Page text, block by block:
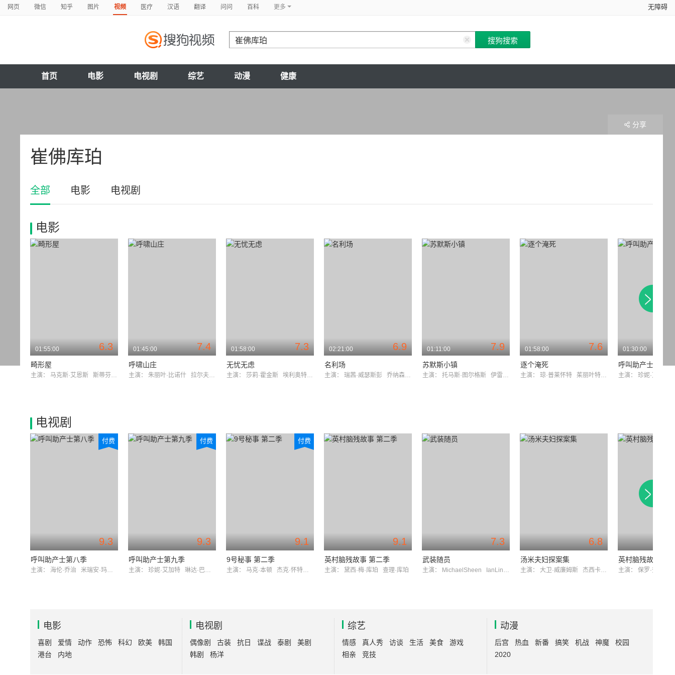
网页 微信 知乎 图片 视频 医疗 汉语 翻译 问问 百科 更多 无障碍
首页 电影 电视剧 综艺 动漫 健康
崔佛库珀
分享
全部 电影 电视剧
电影
6.3
01:55:00
畸形屋
主演： 马克斯·艾恩斯 斯蒂芬妮·马蒂尼
7.4
01:45:00
呼啸山庄
主演： 朱丽叶·比诺什 拉尔夫·费因斯
7.3
01:58:00
无忧无虑
主演： 莎莉·霍金斯 埃利奥特·考恩
6.9
02:21:00
名利场
主演： 瑞茜·威瑟斯彭 乔纳森·莱斯·梅耶斯
7.9
01:11:00
苏默斯小镇
主演： 托马斯·图尔格斯 伊雷纽什·乔普
7.6
01:58:00
逐个淹死
主演： 琼·普莱怀特 茱丽叶特·斯蒂文森
01:30:00
呼叫助产士2018
主演： 珍妮·艾加特
电视剧
9.3
付费
呼叫助产士第八季
主演： 海伦·乔治 米瑞安·玛格莱斯
9.3
付费
呼叫助产士第九季
主演： 珍妮·艾加特 琳达·巴塞特
9.1
付费
9号秘事 第二季
主演： 马克·本顿 杰克·怀特霍尔
9.1
英村脑残故事 第二季
主演： 黛西·梅·库珀 查理·库珀
7.3
武装随员
主演： MichaelSheen IanLindsay
6.8
汤米夫妇探案集
主演： 大卫·威廉姆斯 杰西卡·雷恩
英村脑残故事第
主演： 保罗·查希迪
电影
喜剧 爱情 动作 恐怖 科幻 欧美
韩国
港台
内地
电视剧
偶像剧 古装 抗日 谍战 泰剧
美剧
韩剧
杨洋
综艺
情感 真人秀 访谈 生活 美食
游戏
相亲
竞技
动漫
后宫 热血 新番 搞笑 机战 神魔
校园
2020